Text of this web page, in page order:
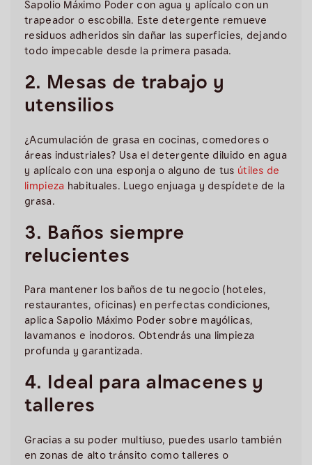
Sapolio Máximo Poder con agua y aplícalo con un
trapeador o escobilla. Este detergente remueve
residuos adheridos sin dañar las superficies, dejando
todo impecable desde la primera pasada.
2. Mesas de trabajo y
utensilios
¿Acumulación de grasa en cocinas, comedores o
áreas industriales? Usa el detergente diluido en agua
y aplícalo con una esponja o alguno de tus útiles de
limpieza habituales. Luego enjuaga y despídete de la
grasa.
3. Baños siempre
relucientes
Para mantener los baños de tu negocio (hoteles,
restaurantes, oficinas) en perfectas condiciones,
aplica Sapolio Máximo Poder sobre mayólicas,
lavamanos e inodoros. Obtendrás una limpieza
profunda y garantizada.
4. Ideal para almacenes y
talleres
Gracias a su poder multiuso, puedes usarlo también
en zonas de alto tránsito como talleres o